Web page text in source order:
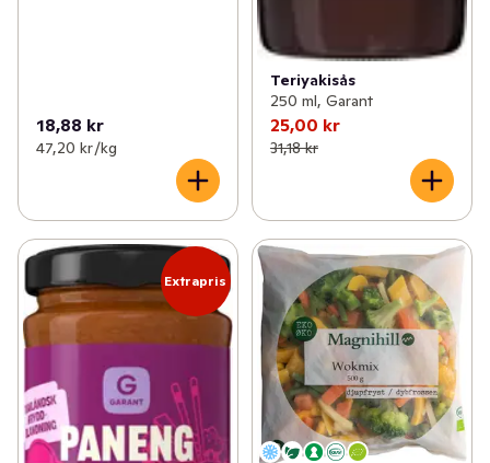
18,88 kr
47,20 kr /kg
Teriyakisås
250 ml, Garant
25,00 kr
31,18 kr
Extrapris